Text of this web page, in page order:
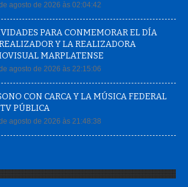
agosto de 2026 às 02:04:42
PARA CONMEMORAR EL DÍA
Y LA REALIZADORA
MARPLATENSE
agosto de 2026 às 22:15:06
CON CARCA Y LA MÚSICA FEDERAL
PÚBLICA
agosto de 2026 às 21:48:38